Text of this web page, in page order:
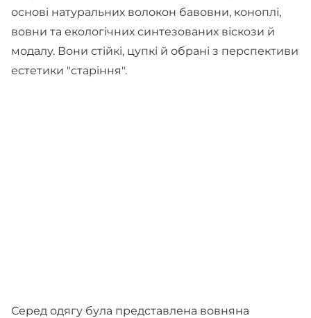
основі натуральних волокон бавовни, коноплі,
вовни та екологічних синтезованих віскози й
модалу. Вони стійкі, цупкі й обрані з перспективи
естетики "старіння".
Серед одягу була представлена вовняна